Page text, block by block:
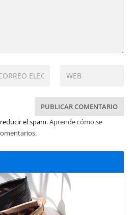
el spam.Aprende cómo se